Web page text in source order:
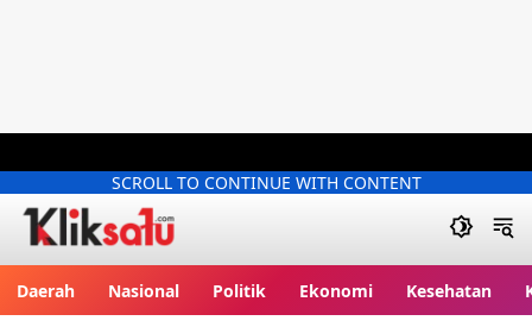
SCROLL TO CONTINUE WITH CONTENT
Daerah Nasional Politik Ekonomi Kesehatan